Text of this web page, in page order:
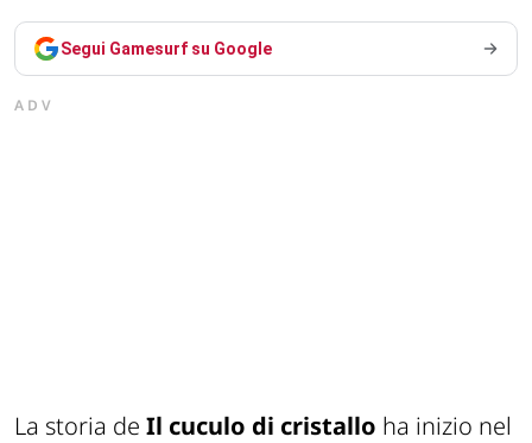
Segui Gamesurf su Google
ADV
La storia de Il cuculo di cristallo ha inizio nel